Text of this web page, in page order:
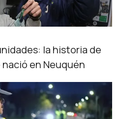
la historia de
en Neuquén